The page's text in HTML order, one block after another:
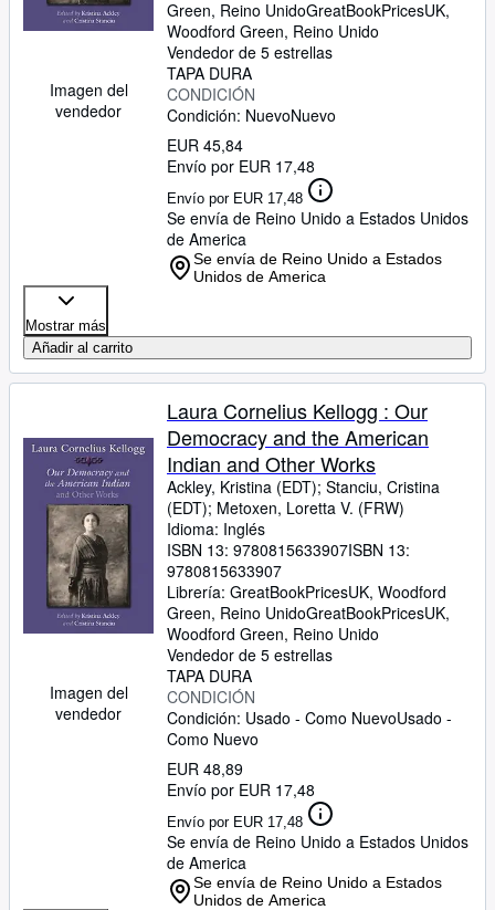
Imagen del
vendedor
Green, Reino UnidoGreatBookPricesUK,
Woodford Green, Reino Unido
Vendedor de 5 estrellas
TAPA DURA
CONDICIÓN
Condición: NuevoNuevo
EUR 45,84
Envío por EUR 17,48
Envío por EUR 17,48
Se envía de Reino Unido a Estados Unidos
de America
Se envía de Reino Unido a Estados
Unidos de America
Mostrar más
Añadir al carrito
Imagen del
vendedor
Laura Cornelius Kellogg : Our
Democracy and the American
Indian and Other Works
Ackley, Kristina (EDT); Stanciu, Cristina
(EDT); Metoxen, Loretta V. (FRW)
Idioma: Inglés
ISBN 13: 9780815633907ISBN 13:
9780815633907
Librería: GreatBookPricesUK, Woodford
Green, Reino UnidoGreatBookPricesUK,
Woodford Green, Reino Unido
Vendedor de 5 estrellas
TAPA DURA
CONDICIÓN
Condición: Usado - Como NuevoUsado -
Como Nuevo
EUR 48,89
Envío por EUR 17,48
Envío por EUR 17,48
Se envía de Reino Unido a Estados Unidos
de America
Se envía de Reino Unido a Estados
Unidos de America